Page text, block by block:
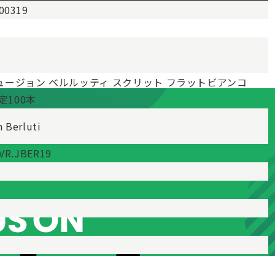
ージョン ベルルッティ スクリット フラットビアンコ
100本
Berluti